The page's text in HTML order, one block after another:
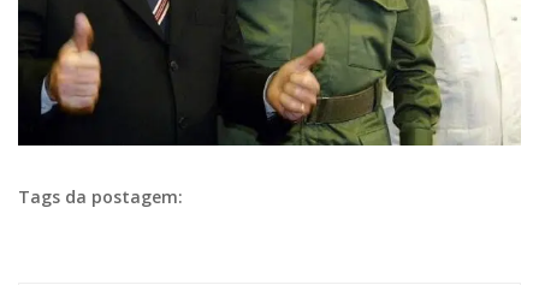
Tags da postagem: